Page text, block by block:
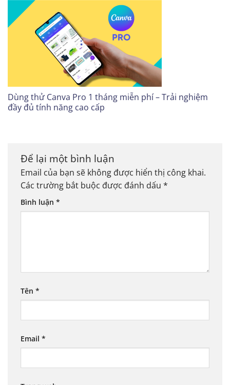
Dùng thử Canva Pro 1 tháng miễn phí – Trải nghiệm
đầy đủ tính năng cao cấp
Để lại một bình luận
Email của bạn sẽ không được hiển thị công khai.
Các trường bắt buộc được đánh dấu *
Bình luận *
Tên *
Email *